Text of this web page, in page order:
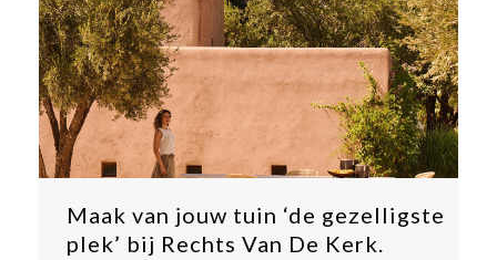
Maak van jouw tuin ‘de gezelligste
plek’ bij Rechts Van De Kerk.